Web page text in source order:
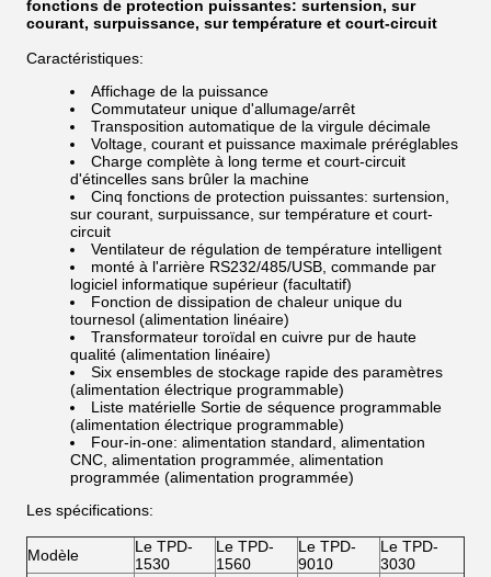
fonctions de protection puissantes: surtension, sur
courant, surpuissance, sur température et court-circuit
Caractéristiques:
Affichage de la puissance
Commutateur unique d'allumage/arrêt
Transposition automatique de la virgule décimale
Voltage, courant et puissance maximale préréglables
Charge complète à long terme et court-circuit
d'étincelles sans brûler la machine
Cinq fonctions de protection puissantes: surtension,
sur courant, surpuissance, sur température et court-
circuit
Ventilateur de régulation de température intelligent
monté à l'arrière RS232/485/USB, commande par
logiciel informatique supérieur (facultatif)
Fonction de dissipation de chaleur unique du
tournesol (alimentation linéaire)
Transformateur toroïdal en cuivre pur de haute
qualité (alimentation linéaire)
Six ensembles de stockage rapide des paramètres
(alimentation électrique programmable)
Liste matérielle Sortie de séquence programmable
(alimentation électrique programmable)
Four-in-one: alimentation standard, alimentation
CNC, alimentation programmée, alimentation
programmée (alimentation programmée)
Les spécifications:
Modèle
Le TPD-
1530
Le TPD-
1560
Le TPD-
9010
Le TPD-
3030